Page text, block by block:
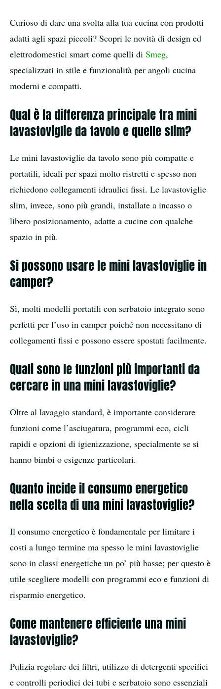
Curioso di dare una svolta alla tua cucina con prodotti
adatti agli spazi piccoli? Scopri le novità di design ed
elettrodomestici smart come quelli di Smeg,
specializzati in stile e funzionalità per angoli cucina
moderni e compatti.
Qual è la differenza principale tra mini
lavastoviglie da tavolo e quelle slim?
Le mini lavastoviglie da tavolo sono più compatte e
portatili, ideali per spazi molto ristretti e spesso non
richiedono collegamenti idraulici fissi. Le lavastoviglie
slim, invece, sono più grandi, installate a incasso o
libero posizionamento, adatte a cucine con qualche
spazio in più.
Si possono usare le mini lavastoviglie in
camper?
Sì, molti modelli portatili con serbatoio integrato sono
perfetti per l’uso in camper poiché non necessitano di
collegamenti fissi e possono essere spostati facilmente.
Quali sono le funzioni più importanti da
cercare in una mini lavastoviglie?
Oltre al lavaggio standard, è importante considerare
funzioni come l’asciugatura, programmi eco, cicli
rapidi e opzioni di igienizzazione, specialmente se si
hanno bimbi o esigenze particolari.
Quanto incide il consumo energetico
nella scelta di una mini lavastoviglie?
Il consumo energetico è fondamentale per limitare i
costi a lungo termine ma spesso le mini lavastoviglie
sono in classi energetiche un po’ più basse; per questo è
utile scegliere modelli con programmi eco e funzioni di
risparmio energetico.
Come mantenere efficiente una mini
lavastoviglie?
Pulizia regolare dei filtri, utilizzo di detergenti specifici
e controlli periodici dei tubi e serbatoio sono essenziali